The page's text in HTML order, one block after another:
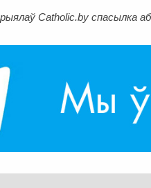
Catholic.by спасылка